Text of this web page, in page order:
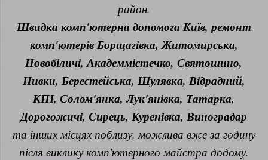
район.
Швидка комп'ютерна допомога Київ, ремонт
комп'ютерівБорщагівка, Житомирська,
Новобіличі, Академмістечко, Святошино,
Нивки, Берестейська, Шулявка, Відрадний,
КПІ, Солом'янка, Лук'янівка, Татарка,
Дорогожичі, Сирець, Куренівка, Виноградар
та інших місцях поблизу, можлива вже за годину
після виклику комп'ютерного майстра додому.